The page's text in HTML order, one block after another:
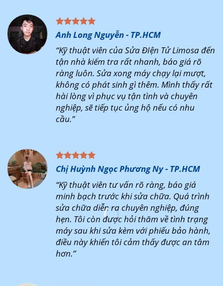
Anh Long Nguyễn - TP.HCM
“Kỹ thuật viên của Sửa ĐIện Tử Limosa đến
tận nhà kiểm tra rất nhanh, báo giá rõ
ràng luôn. Sửa xong máy chạy lại mượt,
không có phát sinh gì thêm. Mình thấy rất
hài lòng vì phục vụ tận tình và chuyên
nghiệp, sẽ tiếp tục ủng hộ nếu có nhu
cầu.”
Chị Huỳnh Ngọc Phương Ny - TP.HCM
“Kỹ thuật viên tư vấn rõ ràng, báo giá
minh bạch trước khi sửa chữa. Quá trình
sửa chữa diễn ra chuyên nghiệp, đúng
hẹn. Tôi còn được hỏi thăm về tình trạng
máy sau khi sửa kèm với phiếu bảo hành,
điều này khiến tôi cảm thấy được an tâm
hơn.”